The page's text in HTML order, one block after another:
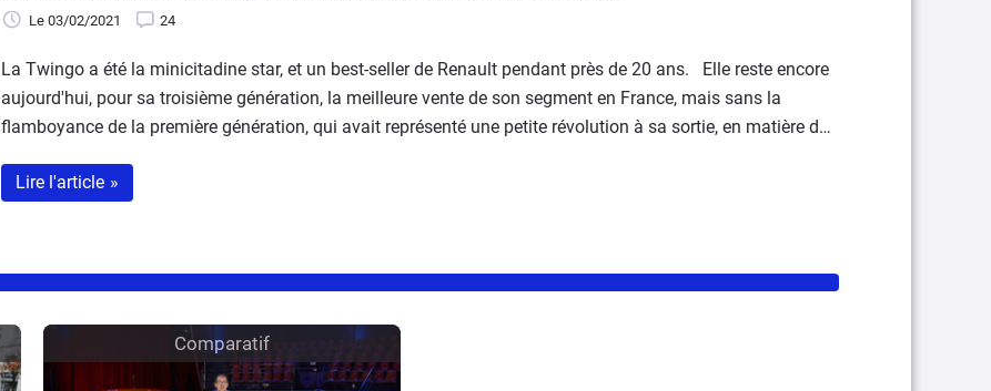
Le 03/02/2021 24
La Twingo a été la minicitadine star, et un best-seller de Renault pendant près de 20 ans. Elle reste encore
aujourd'hui, pour sa troisième génération, la meilleure vente de son segment en France, mais sans la
flamboyance de la première génération, qui avait représenté une petite révolution à sa sortie, en matière de
Lire l'article »
Comparatif